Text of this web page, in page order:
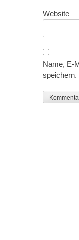
Website
Name, E-
speichern.